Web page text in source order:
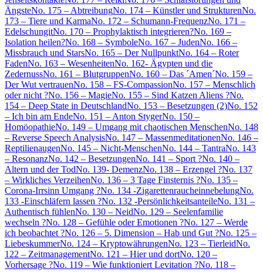
ÄngsteNo. 175 – AbtreibungNo. 174 – Künstler und StrukturenNo.
173 – Tiere und KarmaNo. 172 – Schumann-FrequenzNo. 171 –
EdelschungitNo. 170 – Prophylaktisch integrieren?No. 169 –
Isolation heilen?No. 168 – SymboleNo. 167 – JudenNo. 166 –
Missbrauch und StarsNo. 165 – Der NullpunktNo. 164 – Roter
FadenNo. 163 – WesenheitenNo. 162- Ägypten und die
ZedernussNo. 161 – BlutgruppenNo. 160 – Das ´Amen´No. 159 –
Der Wut vertrauenNo. 158 – FS-CompassionNo. 157 – Menschlich
oder nicht ?No. 156 – MagieNo. 155 – Sind Katzen Aliens ?No.
154 – Deep State in DeutschlandNo. 153 – Besetzungen (2)No. 152
– Ich bin am EndeNo. 151 – Anton StygerNo. 150 –
HomöopathieNo. 149 – Umgang mit chaotischen MenschenNo. 148
– Reverse Speech AnalysisNo. 147 – MassenmeditationenNo. 146 –
ReptilienaugenNo. 145 – Nicht-MenschenNo. 144 – TantraNo. 143
– ResonanzNo. 142 – BesetzungenNo. 141 – Sport ?No. 140 –
Altern und der TodNo. 139- DemenzNo. 138 – Erzengel ?No. 137
– Wirkliches VerzeihenNo. 136 – 3 Tage Finsternis ?No. 135 –
Corona-Irrsinn Umgang ?No. 134 -ZigarettenraucheinnebelungNo.
133 -Einschläfern lassen ?No. 132 -PersönlichkeitsanteileNo. 131 –
Authentisch fühlenNo. 130 – NeidNo. 129 – Seelenfamilie
wechseln ?No. 128 – Gefühle oder Emotionen ?No. 127 – Werde
ich beobachtet ?No. 126 – 5. Dimension – Hab und Gut ?No. 125 –
LiebeskummerNo. 124 – KryptowährungenNo. 123 – TierleidNo.
122 – ZeitmanagementNo. 121 – Hier und dortNo. 120 –
Vorhersage ?No. 119 – Wie funktioniert Levitation ?No. 118 –